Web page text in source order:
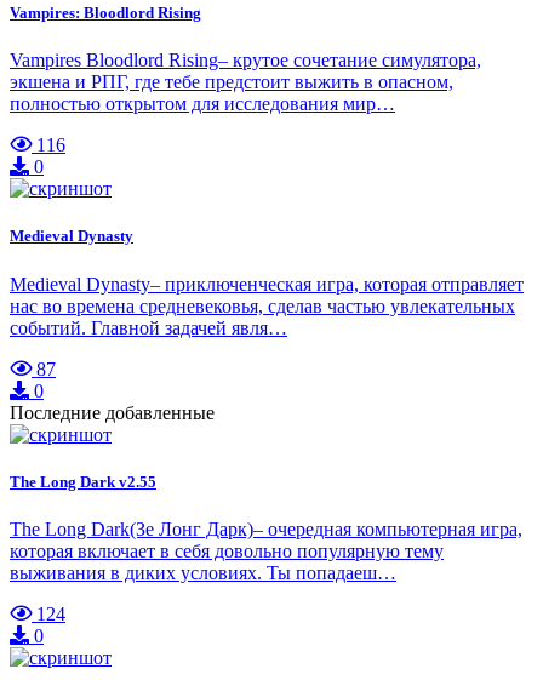
Vampires: Bloodlord Rising
Vampires Bloodlord Rising– крутое сочетание симулятора,
экшена и РПГ, где тебе предстоит выжить в опасном,
полностью открытом для исследования мир…
116
0
Medieval Dynasty
Medieval Dynasty– приключенческая игра, которая отправляет
нас во времена средневековья, сделав частью увлекательных
событий. Главной задачей явля…
87
0
Последние добавленные
The Long Dark v2.55
The Long Dark(Зе Лонг Дарк)– очередная компьютерная игра,
которая включает в себя довольно популярную тему
выживания в диких условиях. Ты попадаеш…
124
0